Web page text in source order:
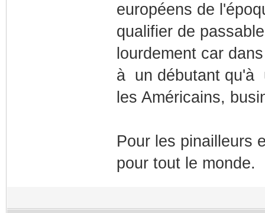
européens de
qualifier de
lourdement car
à un débutant qu'à
les Américains,
Pour les pinailleurs
pour tout le